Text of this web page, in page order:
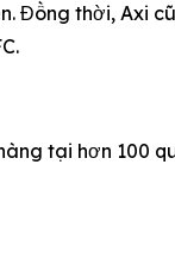
Đồng thời, Axi
tại hơn 100